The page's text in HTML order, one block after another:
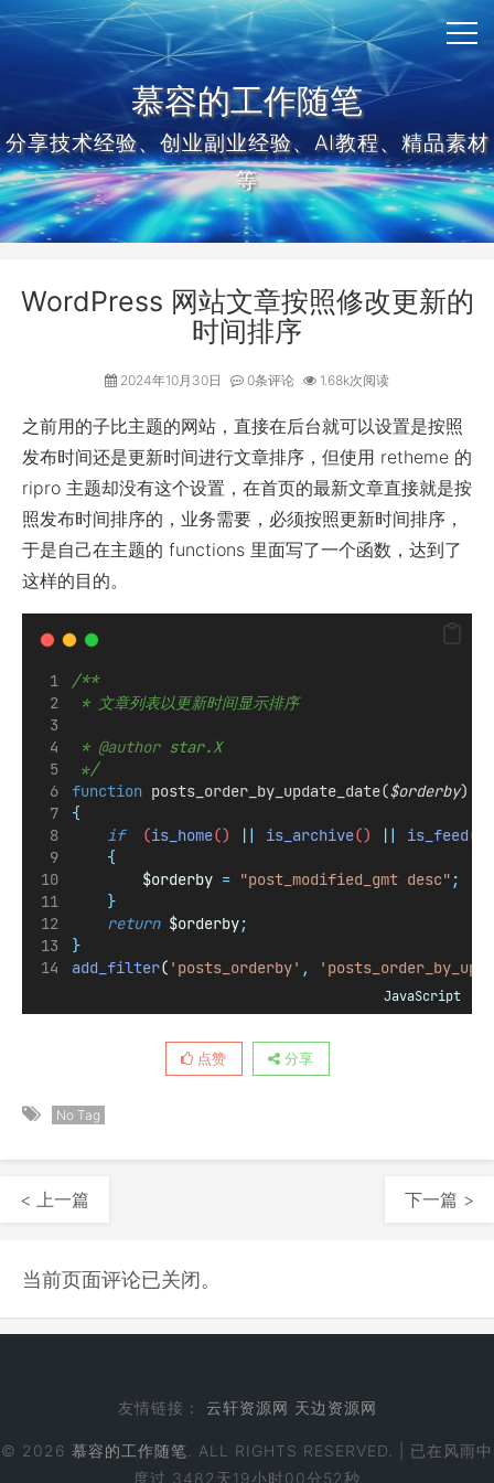
慕容的工作随笔
分享技术经验、创业副业经验、AI教程、精品素材
等
WordPress 网站文章按照修改更新的
时间排序
2024年10月30日 0条评论 1.68k次阅读
之前用的子比主题的网站，直接在后台就可以设置是按照
发布时间还是更新时间进行文章排序，但使用 retheme 的
ripro 主题却没有这个设置，在首页的最新文章直接就是按
照发布时间排序的，业务需要，必须按照更新时间排序，
于是自己在主题的 functions 里面写了一个函数，达到了
这样的目的。
/**
* 文章列表以更新时间显示排序
* @author star.X
*/
function posts_order_by_update_date($orderby)
{
if
  (
is_home() || is_archive() || is_feed
{
$orderby = "post_modified_gmt desc" ;
}
return $orderby;
}
add_filter( ' posts_orderby' , '
JavaScript
点赞 分享
No Tag
< 上一篇 下一篇 >
当前页面评论已关闭。
友情链接： 云轩资源网 天边资源网
© 2026 慕容的工作随笔 . ALL RIGHTS RESERVED. | 已在风雨中
度过 3482天19小时00分52秒